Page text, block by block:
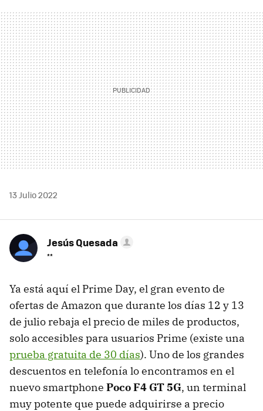
MAIL
13 Julio 2022
Jesús Quesada
**
Ya está aquí el Prime Day, el gran evento de
ofertas de Amazon que durante los días 12 y 13
de julio rebaja el precio de miles de productos,
solo accesibles para usuarios Prime (existe una
prueba gratuita de 30 días). Uno de los grandes
descuentos en telefonía lo encontramos en el
nuevo smartphone Poco F4 GT 5G, un terminal
muy potente que puede adquirirse a precio